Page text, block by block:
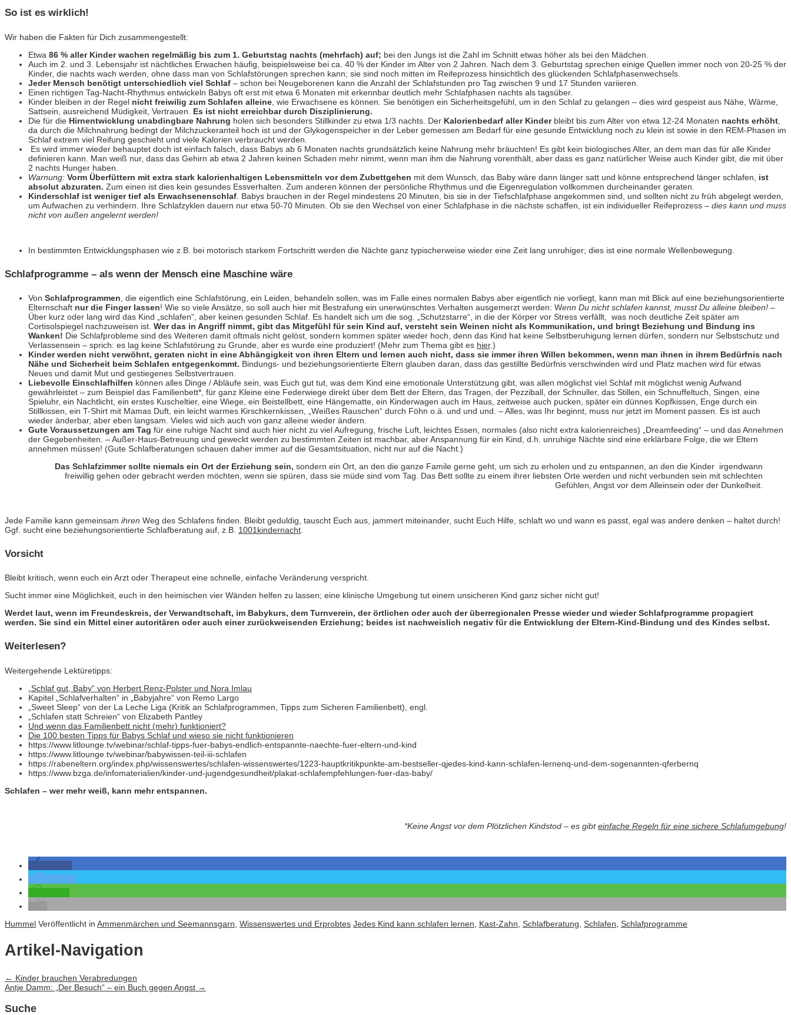
So ist es wirklich!
Wir haben die Fakten für Dich zusammengestellt:
Etwa 86 % aller Kinder wachen regelmäßig bis zum 1. Geburtstag nachts (mehrfach) auf; bei den Jungs ist die Zahl im Schnitt etwas höher als bei den Mädchen.
Auch im 2. und 3. Lebensjahr ist nächtliches Erwachen häufig, beispielsweise bei ca. 40 % der Kinder im Alter von 2 Jahren. Nach dem 3. Geburtstag sprechen einige Quellen immer noch von 20-25 % der
Kinder, die nachts wach werden, ohne dass man von Schlafstörungen sprechen kann; sie sind noch mitten im Reifeprozess hinsichtlich des glückenden Schlafphasenwechsels.
Jeder Mensch benötigt unterschiedlich viel Schlaf – schon bei Neugeborenen kann die Anzahl der Schlafstunden pro Tag zwischen 9 und 17 Stunden variieren.
Einen richtigen Tag-Nacht-Rhythmus entwickeln Babys oft erst mit etwa 6 Monaten mit erkennbar deutlich mehr Schlafphasen nachts als tagsüber.
Kinder bleiben in der Regel nicht freiwilig zum Schlafen alleine , wie Erwachsene es können. Sie benötigen ein Sicherheitsgefühl, um in den Schlaf zu gelangen – dies wird gespeist aus Nähe, Wärme,
Sattsein, ausreichend Müdigkeit, Vertrauen. Es ist nicht erreichbar durch Disziplinierung.
Die für die Hirnentwicklung unabdingbare Nahrung holen sich besonders Stillkinder zu etwa 1/3 nachts. Der Kalorienbedarf aller Kinderbleibt bis zum Alter von etwa 12-24 Monaten nachts erhöht
da durch die Milchnahrung bedingt der Milchzuckeranteil hoch ist und der Glykogenspeicher in der Leber gemessen am Bedarf für eine gesunde Entwicklung noch zu klein ist sowie in den REM-Phasen im
Schlaf extrem viel Reifung geschieht und viele Kalorien verbraucht werden.
Es wird immer wieder behauptet doch ist einfach falsch, dass Babys ab 6 Monaten nachts grundsätzlich keine Nahrung mehr bräuchten! Es gibt kein biologisches Alter, an dem man das für alle Kinder
definieren kann. Man weiß nur, dass das Gehirn ab etwa 2 Jahren keinen Schaden mehr nimmt, wenn man ihm die Nahrung vorenthält, aber dass es ganz natürlicher Weise auch Kinder gibt, die mit über
2 nachts Hunger haben.
Warnung: Vorm Überfüttern mit extra stark kalorienhaltigen Lebensmitteln vor dem Zubettgehen mit dem Wunsch, das Baby wäre dann länger satt und könne entsprechend länger schlafen,
ist
absolut abzuraten. Zum einen ist dies kein gesundes Essverhalten. Zum anderen können der persönliche Rhythmus und die Eigenregulation vollkommen durcheinander geraten.
Kinderschlaf ist weniger tief als Erwachsenenschlaf . Babys brauchen in der Regel mindestens 20 Minuten, bis sie in der Tiefschlafphase angekommen sind, und sollten nicht zu früh abgelegt werden,
um Aufwachen zu verhindern. Ihre Schlafzyklen dauern nur etwa 50-70 Minuten. Ob sie den Wechsel von einer Schlafphase in die nächste schaffen, ist ein individueller Reifeprozess – dies kann und muss
nicht von außen angelernt werden!
In bestimmten Entwicklungsphasen wie z.B. bei motorisch starkem Fortschritt werden die Nächte ganz typischerweise wieder eine Zeit lang unruhiger; dies ist eine normale Wellenbewegung.
Schlafprogramme – als wenn der Mensch eine Maschine wäre
Von Schlafprogrammen, die eigentlich eine Schlafstörung, ein Leiden, behandeln sollen, was im Falle eines normalen Babys aber eigentlich nie vorliegt, kann man mit Blick auf eine beziehungsorientierte
Elternschaft nur die Finger lassen! Wie so viele Ansätze, so soll auch hier mit Bestrafung ein unerwünschtes Verhalten ausgemerzt werden: Wenn Du nicht schlafen kannst, musst Du alleine bleiben! –
Über kurz oder lang wird das Kind „schlafen“, aber keinen gesunden Schlaf. Es handelt sich um die sog. „Schutzstarre“, in die der Körper vor Stress verfällt, was noch deutliche Zeit später am
Cortisolspiegel nachzuweisen ist. Wer das in Angriff nimmt, gibt das Mitgefühl für sein Kind auf, versteht sein Weinen nicht als Kommunikation, und bringt Beziehung und Bindung ins
Wanken! Die Schlafprobleme sind des Weiteren damit oftmals nicht gelöst, sondern kommen später wieder hoch, denn das Kind hat keine Selbstberuhigung lernen dürfen, sondern nur Selbstschutz und
Verlassensein – sprich: es lag keine Schlafstörung zu Grunde, aber es wurde eine produziert! (Mehr zum Thema gibt es hier.)
Kinder werden nicht verwöhnt, geraten nicht in eine Abhängigkeit von ihren Eltern und lernen auch nicht, dass sie immer ihren Willen bekommen, wenn man ihnen in ihrem Bedürfnis nach
Nähe und Sicherheit beim Schlafen entgegenkommt. Bindungs- und beziehungsorientierte Eltern glauben daran, dass das gestillte Bedürfnis verschwinden wird und Platz machen wird für etwas
Neues und damit Mut und gestiegenes Selbstvertrauen.
Liebevolle Einschlafhilfen können alles Dinge / Abläufe sein, was Euch gut tut, was dem Kind eine emotionale Unterstützung gibt, was allen möglichst viel Schlaf mit möglichst wenig Aufwand
gewährleistet – zum Beispiel das Familienbett*, für ganz Kleine eine Federwiege direkt über dem Bett der Eltern, das Tragen, der Pezziball, der Schnuller, das Stillen, ein Schnuffeltuch, Singen, eine
Spieluhr, ein Nachtlicht, ein erstes Kuscheltier, eine Wiege, ein Beistellbett, eine Hängematte, ein Kinderwagen auch im Haus, zeitweise auch pucken, später ein dünnes Kopfkissen, Enge durch ein
Stillkissen, ein T-Shirt mit Mamas Duft, ein leicht warmes Kirschkernkissen, „Weißes Rauschen“ durch Föhn o.ä. und und und. – Alles, was Ihr beginnt, muss nur jetzt im Moment passen. Es ist auch
wieder änderbar, aber eben langsam. Vieles wid sich auch von ganz alleine wieder ändern.
Gute Voraussetzungen am Tag für eine ruhige Nacht sind auch hier nicht zu viel Aufregung, frische Luft, leichtes Essen, normales (also nicht extra kalorienreiches) „Dreamfeeding“ – und das Annehmen
der Gegebenheiten. – Außer-Haus-Betreuung und geweckt werden zu bestimmten Zeiten ist machbar, aber Anspannung für ein Kind, d.h. unruhige Nächte sind eine erklärbare Folge, die wir Eltern
annehmen müssen! (Gute Schlafberatungen schauen daher immer auf die Gesamtsituation, nicht nur auf die Nacht.)
Das Schlafzimmer sollte niemals ein Ort der Erziehung sein, sondern ein Ort, an den die ganze Famile gerne geht, um sich zu erholen und zu entspannen, an den die Kinder irgendwann
freiwillig gehen oder gebracht werden möchten, wenn sie spüren, dass sie müde sind vom Tag. Das Bett sollte zu einem ihrer liebsten Orte werden und nicht verbunden sein mit schlechten
Gefühlen, Angst vor dem Alleinsein oder der Dunkelheit.
Jede Familie kann gemeinsam ihren Weg des Schlafens finden. Bleibt geduldig, tauscht Euch aus, jammert miteinander, sucht Euch Hilfe, schlaft wo und wann es passt, egal was andere denken – haltet durch!
Ggf. sucht eine beziehungsorientierte Schlafberatung auf, z.B. 1001kindernacht.
Vorsicht
Bleibt kritisch, wenn euch ein Arzt oder Therapeut eine schnelle, einfache Veränderung verspricht.
Sucht immer eine Möglichkeit, euch in den heimischen vier Wänden helfen zu lassen; eine klinische Umgebung tut einem unsicheren Kind ganz sicher nicht gut!
Werdet laut, wenn im Freundeskreis, der Verwandtschaft, im Babykurs, dem Turnverein, der örtlichen oder auch der überregionalen Presse wieder und wieder Schlafprogramme propagiert
werden. Sie sind ein Mittel einer autoritären oder auch einer zurückweisenden Erziehung; beides ist nachweislich negativ für die Entwicklung der Eltern-Kind-Bindung und des Kindes selbst.
Weiterlesen?
Weitergehende Lektüretipps:
„Schlaf gut, Baby“ von Herbert Renz-Polster und Nora Imlau
Kapitel „Schlafverhalten“ in „Babyjahre“ von Remo Largo
„Sweet Sleep“ von der La Leche Liga (Kritik an Schlafprogrammen, Tipps zum Sicheren Familienbett), engl.
„Schlafen statt Schreien“ von Elizabeth Pantley
Und wenn das Familienbett nicht (mehr) funktioniert?
Die 100 besten Tipps für Babys Schlaf und wieso sie nicht funktionieren
https://www.litlounge.tv/webinar/schlaf-tipps-fuer-babys-endlich-entspannte-naechte-fuer-eltern-und-kind
https://www.litlounge.tv/webinar/babywissen-teil-iii-schlafen
https://rabeneltern.org/index.php/wissenswertes/schlafen-wissenswertes/1223-hauptkritikpunkte-am-bestseller-qjedes-kind-kann-schlafen-lernenq-und-dem-sogenannten-qferbernq
https://www.bzga.de/infomaterialien/kinder-und-jugendgesundheit/plakat-schlafempfehlungen-fuer-das-baby/
Schlafen – wer mehr weiß, kann mehr entspannen.
*Keine Angst vor dem Plötzlichen Kindstod – es gibteinfache Regeln für eine sichere Schlafumgebung!
Hummel Veröffentlicht in Ammenmärchen und Seemannsgarn Wissenswertes und Erprobtes Jedes Kind kann schlafen lernen Kast-Zahn Schlafberatung Schlafen Schlafprogramme
Artikel-Navigation
← Kinder brauchen Verabredungen
Antje Damm: „Der Besuch“ – ein Buch gegen Angst →
Suche